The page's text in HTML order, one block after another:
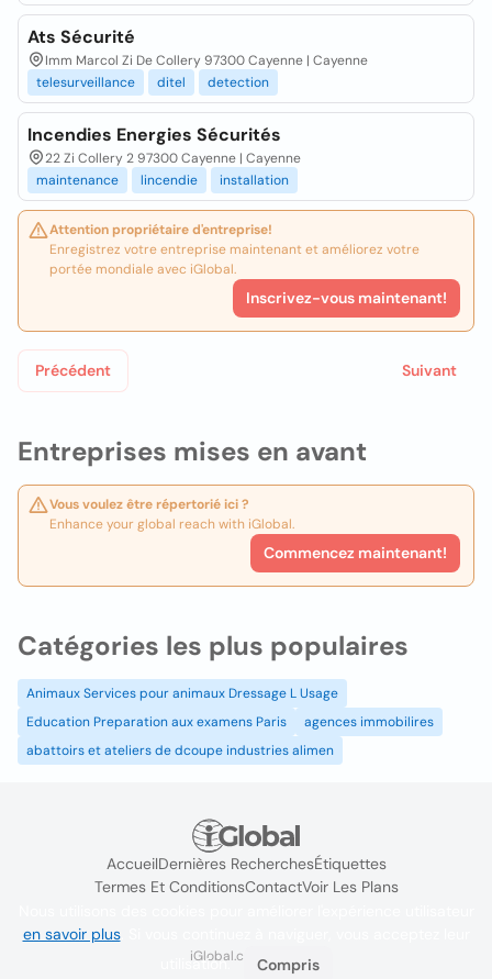
Entreprises mises en avant
Vous voulez être répertorié ici ?
Enhance your global reach with iGlobal.
Commencez maintenant!
Ats Sécurité
Imm Marcol Zi De Collery 97300 Cayenne | Cayenne
telesurveillance
ditel detection
Incendies Energies Sécurités
22 Zi Collery 2 97300 Cayenne | Cayenne
maintenance
lincendie installation
Attention propriétaire d'entreprise!
Enregistrez votre entreprise maintenant et améliorez votre
portée mondiale avec iGlobal.
Inscrivez-vous maintenant!
Précédent Suivant
Catégories les plus populaires
Animaux Services pour animaux Dressage L Usage
Education Preparation aux examens Paris
agences immobilires
abattoirs et ateliers de dcoupe industries alimen
AccueilDernières RecherchesÉtiquettes
Termes Et ConditionsContactVoir Les Plans
iGlobal.co @ 2024
en savoir plus. Si vous continuez à naviguer, vous acceptez leur
utilisation.
Compris